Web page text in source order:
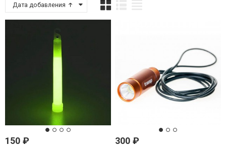
Дата добавления
150 ₽ 300₽